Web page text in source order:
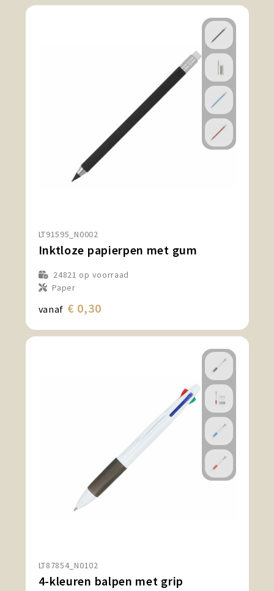
LT91595_N0002
Inktloze papierpen met gum
24821 op voorraad
Paper
vanaf € 0,30
LT87854_N0102
4-kleuren balpen met grip